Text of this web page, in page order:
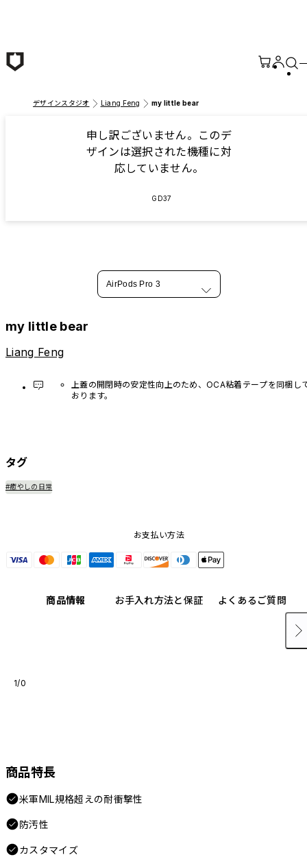
デザインスタジオ Liang Feng my little bear
申し訳ございません。このデ
ザインは選択された機種に対
応していません。
GD37
AirPods Pro 3
my little bear
Liang Feng
上蓋の開閉時の安定性向上のため、OCA粘着テープを同梱し
おります。
タグ
#癒やしの日常
お支払い方法
商品情報 お手入れ方法と保証 よくあるご質問
1/0
商品特長
米軍MIL規格超えの耐衝撃性
防汚性
カスタマイズ